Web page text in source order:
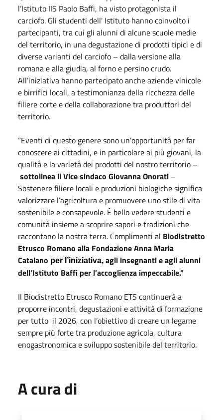
l’Istituto IIS Paolo Baffi, ha visto protagonista il
carciofo. Gli studenti dell' Istituto hanno coinvolto i
partecipanti, tra cui gli alunni di alcune scuole medie
del territorio, in una degustazione di prodotti tipici e di
diverse varianti del carciofo – dalla versione alla
romana e alla giudia, al forno e persino crudo.
All’iniziativa hanno partecipato anche aziende vinicole
e birrifici locali, a testimonianza della ricchezza delle
filiere corte e della collaborazione tra produttori del
territorio.
“Eventi di questo genere sono un’opportunità per far
conoscere ai cittadini, e in particolare ai più giovani, la
qualità e la varietà dei prodotti del nostro territorio –
sottolinea il Vice sindaco Giovanna Onorati –
Sostenere filiere locali e produzioni biologiche significa
valorizzare l’agricoltura e promuovere uno stile di vita
sostenibile e consapevole. È bello vedere studenti e
comunità insieme a scoprire sapori e tradizioni che
raccontano la nostra terra. Complimenti al Biodistretto
Etrusco Romano alla Fondazione Anna Maria
Catalano per l’iniziativa, agli insegnanti e agli alunni
dell’Istituto Baffi per l’accoglienza impeccabile.”
Il Biodistretto Etrusco Romano ETS continuerà a
proporre incontri, degustazioni e attività di formazione
per tutto il 2026, con l’obiettivo di creare un legame
sempre più forte tra produzione agricola, cultura
enogastronomica e sviluppo sostenibile del territorio.
A cura di